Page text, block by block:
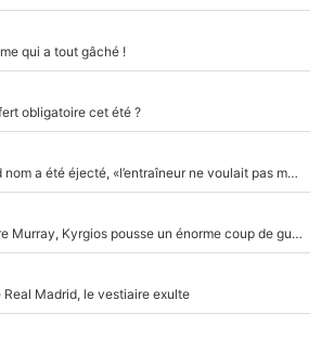
qui a tout gâché !
obligatoire cet été ?
Mercato - OM : Un grand nom a été éjecté, «l’entraîneur ne voulait pas me conserver»
Victime de racisme contre Murray, Kyrgios pousse un énorme coup de gueule !
Madrid, le vestiaire exulte